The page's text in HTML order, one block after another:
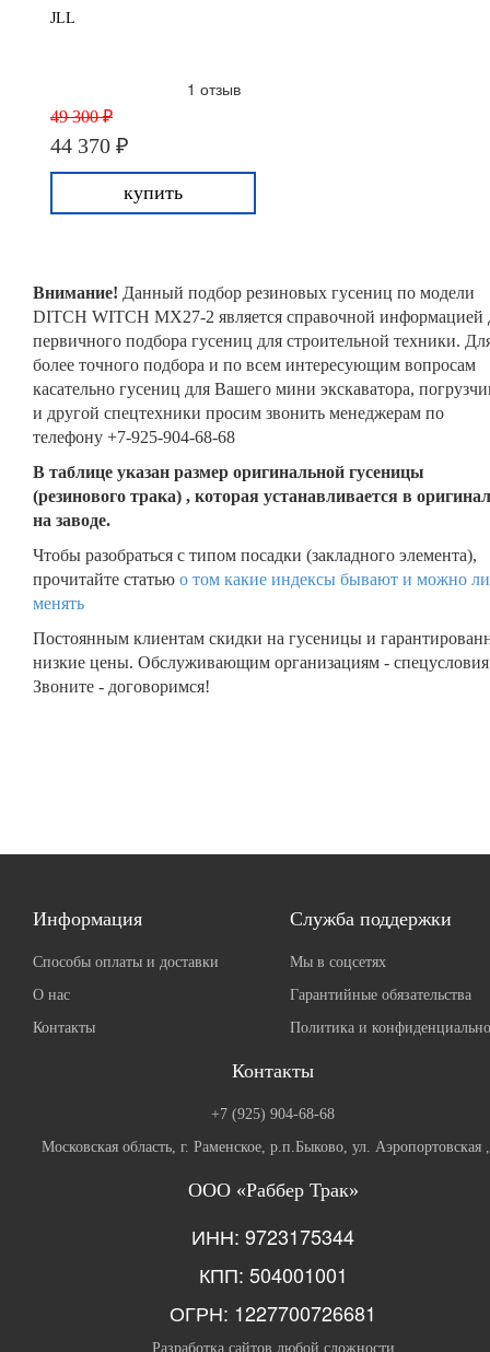
JLL
1 отзыв
49 300 ₽
44 370 ₽
купить
Внимание! Данный подбор резиновых гусениц по модели
DITCH WITCH MX27-2 является справочной информацией
первичного подбора гусениц для строительной техники.
более точного подбора и по всем интересующим вопросам
касательно гусениц для Вашего мини экскаватора,
и другой спецтехники просим звонить менеджерам по
телефону +7-925-904-68-68
В таблице указан размер оригинальной гусеницы
(резинового трака) , которая устанавливается в
на заводе.
Чтобы разобраться с типом посадки (закладного элемента),
прочитайте статью о том какие индексы бывают и можно
менять
Постоянным клиентам скидки на гусеницы и
низкие цены. Обслуживающим организациям -
Звоните - договоримся!
Информация
Способы оплаты и доставки
О нас
Контакты
Служба поддержки
Мы в соцсетях
Гарантийные обязательства
Политика и
Контакты
+7 (925) 904-68-68
Московская область, г. Раменское, р.п.Быково, ул. Аэропортовская
ООО «Раббер Трак»
ИНН: 9723175344
КПП: 504001001
ОГРН: 1227700726681
Разработка сайтов любой сложности